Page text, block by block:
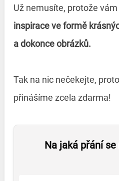
Už nemusíte, protože
inspirace ve formě
a dokonce obrázků.
Tak na nic nečekejte,
přinášíme zcela zdarma!
Na jaká přání